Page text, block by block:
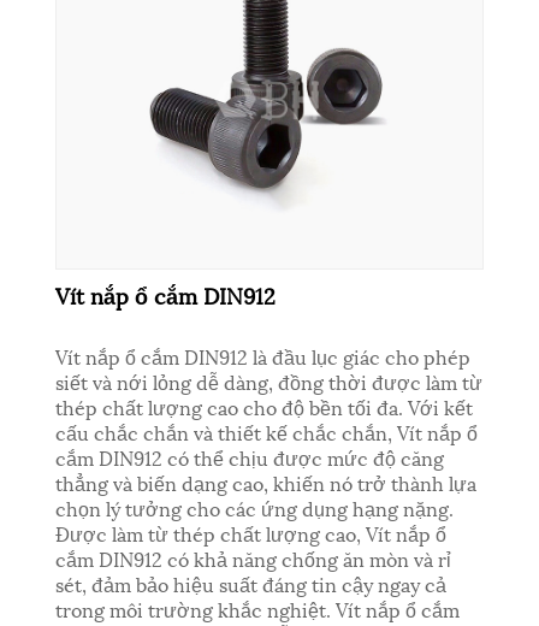
Vít nắp ổ cắm DIN912
Vít nắp ổ cắm DIN912 là đầu lục giác cho phép
siết và nới lỏng dễ dàng, đồng thời được làm từ
thép chất lượng cao cho độ bền tối đa. Với kết
cấu chắc chắn và thiết kế chắc chắn, Vít nắp ổ
cắm DIN912 có thể chịu được mức độ căng
thẳng và biến dạng cao, khiến nó trở thành lựa
chọn lý tưởng cho các ứng dụng hạng nặng.
Được làm từ thép chất lượng cao, Vít nắp ổ
cắm DIN912 có khả năng chống ăn mòn và rỉ
sét, đảm bảo hiệu suất đáng tin cậy ngay cả
trong môi trường khắc nghiệt. Vít nắp ổ cắm